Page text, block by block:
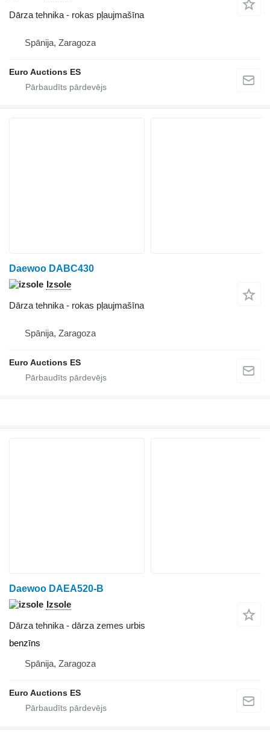
Dārza tehnika - rokas pļaujmašīna
Spānija, Zaragoza
Euro Auctions ES
Daewoo DABC430
Izsole
Dārza tehnika - rokas pļaujmašīna
Spānija, Zaragoza
Euro Auctions ES
Daewoo DAEA520-B
Izsole
Dārza tehnika - dārza zemes urbis
benzīns
Spānija, Zaragoza
Euro Auctions ES